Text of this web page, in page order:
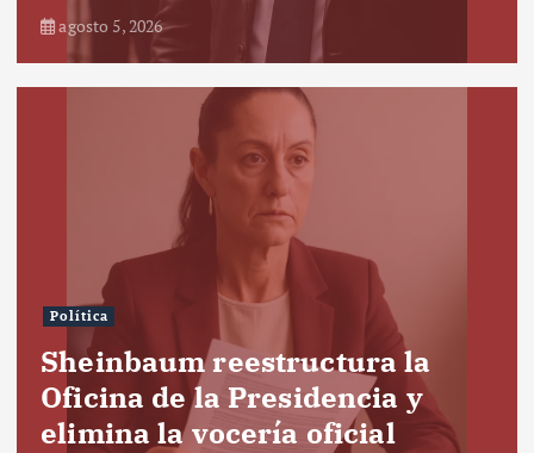
agosto 5, 2026
Política
Sheinbaum reestructura la
Oficina de la Presidencia y
elimina la vocería oficial